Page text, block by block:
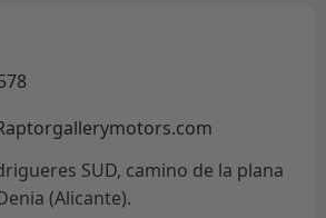
SUD, camino de la plana
(Alicante).